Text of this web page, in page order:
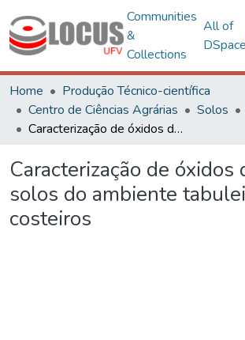
Communities
&
Collections
All of
DSpace
Home
Produção Técnico-científica
Centro de Ciências Agrárias
Solos
Caracterização de óxidos de ferro de solos do ambiente tabuleiros costeiros
Caracterização de óxidos
solos do ambiente
costeiros